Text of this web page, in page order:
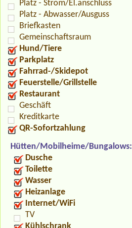
Platz - Strom/El.anschluss
Platz - Abwasser/Ausguss
Briefkasten
Gemeinschaftsraum
Hund/Tiere
Parkplatz
Fahrrad-/Skidepot
Feuerstelle/Grillstelle
Restaurant
Geschäft
Kreditkarte
QR-Sofortzahlung
Hütten/Mobilheime/Bungalows:
Dusche
Toilette
Wasser
Heizanlage
Internet/WiFi
TV
Kühlschrank